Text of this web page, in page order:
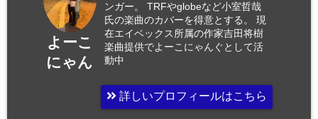
よーこ
にゃん
ンガー。 TRFやglobeなど小室哲哉
氏の楽曲のカバーを得意とする。 現
在エイベックス所属の作家吉田将樹
楽曲提供でよーこにゃんぐとして活
動中
詳しいプロフィールはこちら